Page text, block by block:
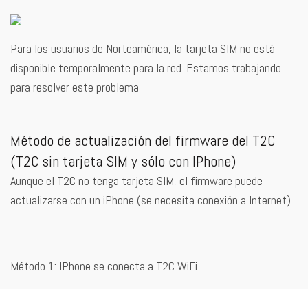
Para los usuarios de Norteamérica, la tarjeta SIM no está
disponible temporalmente para la red. Estamos trabajando
para resolver este problema
Método de actualización del firmware del T2C
(T2C sin tarjeta SIM y sólo con IPhone)
Aunque el T2C no tenga tarjeta SIM, el firmware puede
actualizarse con un iPhone (se necesita conexión a Internet).
Método 1: IPhone se conecta a T2C WiFi